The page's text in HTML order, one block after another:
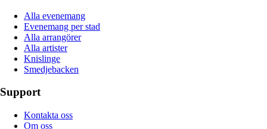
Alla evenemang
Evenemang per stad
Alla arrangörer
Alla artister
Knislinge
Smedjebacken
Support
Kontakta oss
Om oss